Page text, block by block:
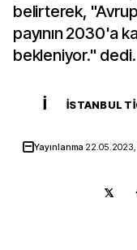
belirterek,
payının 2030'a
bekleniyor." dedi.
İ İSTANBUL
Yayınlanma 22.05.2023,